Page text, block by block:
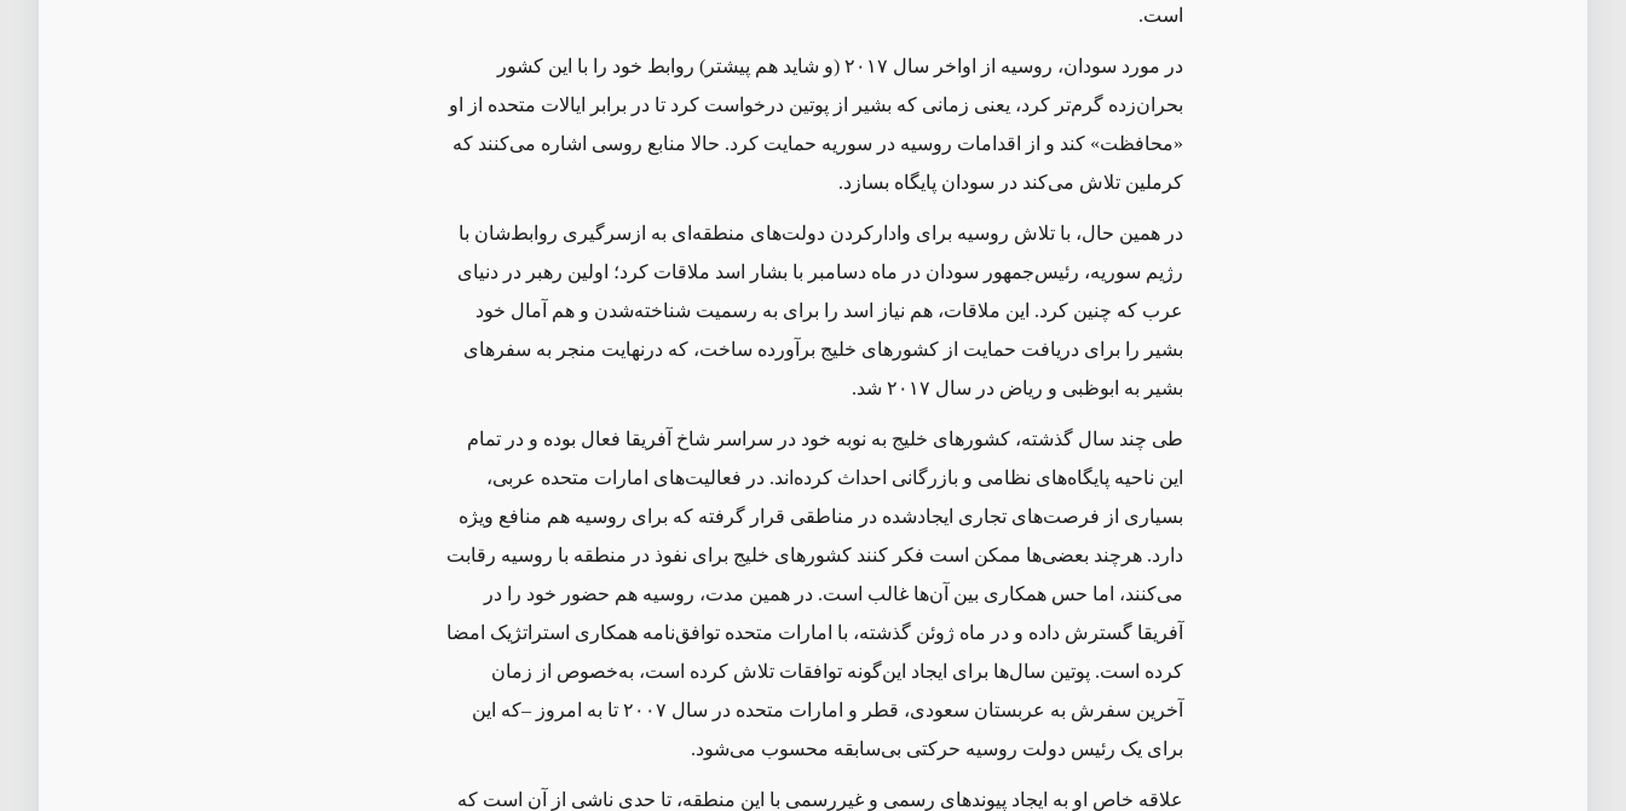
است.
در مورد سودان، روسیه از اواخر سال ۲۰۱۷ (و شاید هم پیشتر) روابط خود را با این کشور
بحران‌زده گرم‌تر کرد، یعنی زمانی که بشیر از پوتین درخواست کرد تا در برابر ایالات متحده از او
«محافظت» کند و از اقدامات روسیه در سوریه حمایت کرد. حالا منابع روسی اشاره می‌کنند که
کرملین تلاش می‌کند در سودان پایگاه بسازد.
در همین حال، با تلاش روسیه برای وادارکردن دولت‌های منطقه‌ای به ازسرگیری روابط‌‌شان با
رژیم سوریه، رئیس‌جمهور سودان در ماه دسامبر با بشار اسد ملاقات کرد؛ اولین رهبر در دنیای
عرب که چنین کرد. این ملاقات، هم نیاز اسد را برای به رسمیت ‌شناخته‌شدن و هم آمال خود
بشیر را برای دریافت حمایت از کشورهای خلیج برآورده ساخت، که درنهایت منجر به سفرهای
بشیر به ابوظبی و ریاض در سال ۲۰۱۷ شد.
طی چند سال گذشته، کشورهای خلیج به‌ نوبه خود در سراسر شاخ آفریقا فعال بوده و در تمام
این ناحیه پایگاه‌های نظامی و بازرگانی احداث کرده‌اند. در فعالیت‌های امارات متحده عربی،
بسیاری از فرصت‌های تجاری ایجادشده در مناطقی قرار گرفته‌ که برای روسیه هم منافع ویژه
دارد. هرچند بعضی‌ها ممکن است فکر کنند کشورهای خلیج برای نفوذ در منطقه با روسیه رقابت
می‌کنند، اما حس همکاری بین آن‌ها غالب است. در همین مدت، روسیه هم حضور خود را در
آفریقا گسترش داده و در ماه ژوئن گذشته، با امارات متحده توافق‌نامه همکاری استراتژیک امضا
کرده است. پوتین سال‌ها برای ایجاد این‌گونه توافقات تلاش کرده است، به‌خصوص از زمان
آخرین سفرش به عربستان سعودی، قطر و امارات متحده در سال ۲۰۰۷ تا به امروز –که این
برای یک رئیس دولت روسیه حرکتی بی‌سابقه محسوب می‌شود.
علاقه خاص او به ایجاد پیوندهای رسمی و غیررسمی با این منطقه، تا حدی ناشی از آن است که